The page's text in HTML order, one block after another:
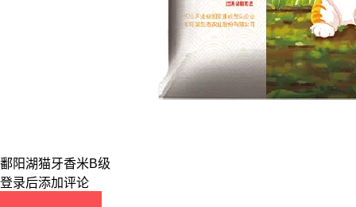
鄱阳湖猫牙香米B级
登录后添加评论